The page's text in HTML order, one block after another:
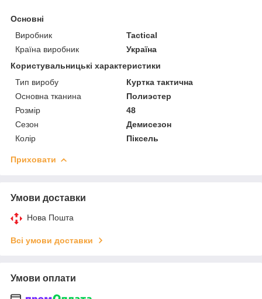
Основні
Виробник
Tactical
Країна виробник
Україна
Користувальницькі характеристики
Тип виробу
Куртка тактична
Основна тканина
Полиэстер
Розмір
48
Сезон
Демисезон
Колір
Піксель
Приховати
Умови доставки
Нова Пошта
Всі умови доставки
Умови оплати